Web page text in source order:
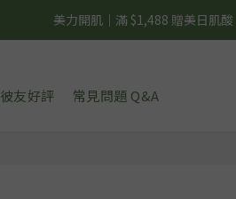
夏日輕補給｜500g 植物蛋白最低
美力開肌｜滿 $1,488 贈美日肌酸
彼友好評 常見問題 Q&A